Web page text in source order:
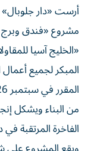
أرست «دار جلوبال»
مشروع «فندق وبرج
«الخليج آسيا
المبكر لجميع
من البناء ويشكل
الفاخرة المرتقبة